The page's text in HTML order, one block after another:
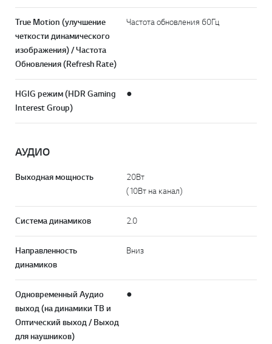
True Motion (улучшение
четкости динамического
изображения) / Частота
Обновления (Refresh Rate)
Частота обновления 60Гц
HGIG режим (HDR Gaming
Interest Group)
●
АУДИО
Выходная мощность
20Вт
(10Вт на канал)
Система динамиков 2.0
Направленность
динамиков
Вниз
Одновременный Аудио
выход (на динамики TB и
Оптический выход / Выход
для наушников)
●